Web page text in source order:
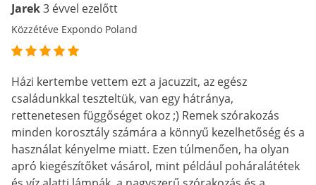
Jarek3 évvel ezelőtt
Közzétéve Expondo Poland
Házi kertembe vettem ezt a jacuzzit, az egész
családunkkal teszteltük, van egy hátránya,
rettenetesen függőséget okoz ;) Remek szórakozás
minden korosztály számára a könnyű kezelhetőség és a
használat kényelme miatt. Ezen túlmenően, ha olyan
apró kiegészítőket vásárol, mint például poháralátétek